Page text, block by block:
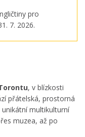
pro
7. 2026.
, v blízkosti
přátelská, prostorná
multikulturní
muzea, až po